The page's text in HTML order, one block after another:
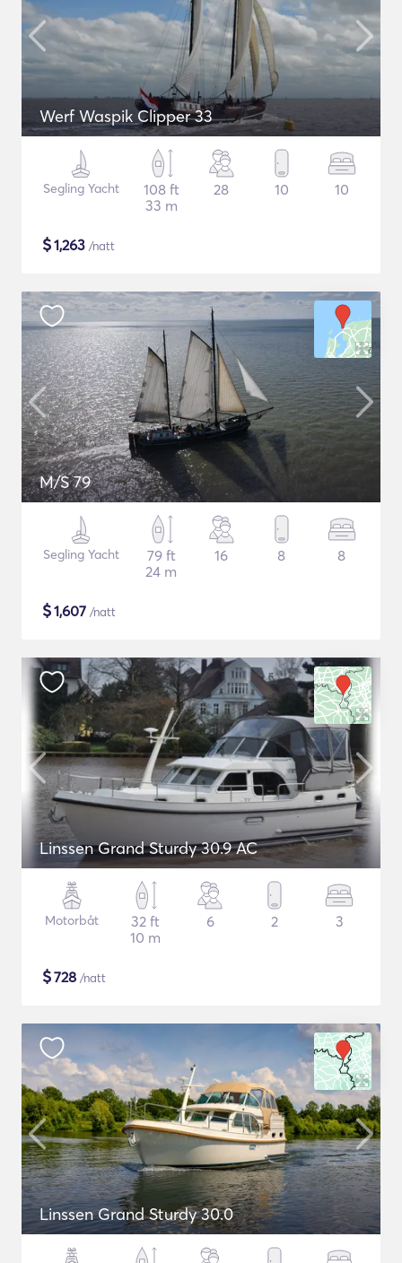
Werf Waspik Clipper 33
Segling Yacht
108 ft
33 m
28 10 10
$1,263 /natt
M/S 79
Segling Yacht
79 ft
24 m
16 8 8
$1,607 /natt
Linssen Grand Sturdy 30.9 AC
Motorbåt
32 ft
10 m
6 2 3
$728 /natt
Linssen Grand Sturdy 30.0